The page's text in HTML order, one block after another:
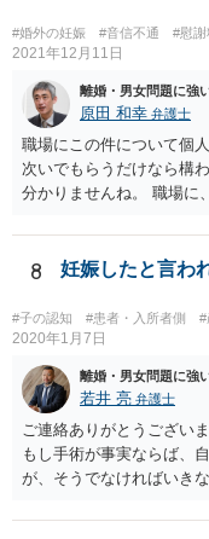
#婚外の妊娠 #音信不通 #慰謝
2021年12月11日
離婚・男女問題に強
原田 和幸 弁護士
職場にこの件について個
次いでもらうだけなら構
分かりませんね。 職場に
難しいと思われれば、弁
い。 一度、お近くの弁護
8 妊娠したと言わ
#子の認知 #患者・入所者側 #
2020年1月7日
離婚・男女問題に強
若井 亮 弁護士
ご連絡ありがとうござい
もし手術が事実ならば、
が、そうでなければいき
してはいかがでしょうか